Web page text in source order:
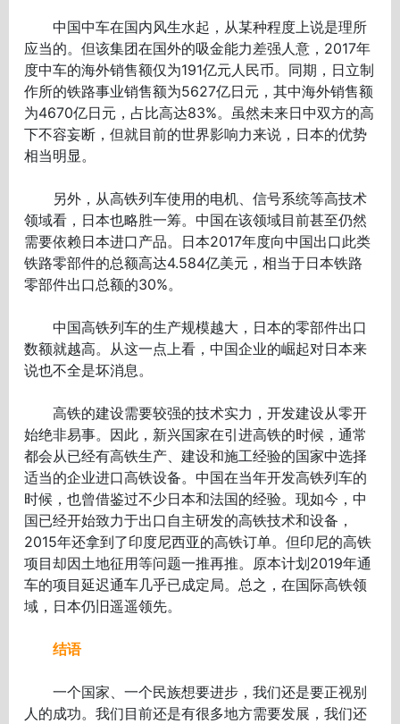
中国中车在国内风生水起，从某种程度上说是理所
应当的。但该集团在国外的吸金能力差强人意，2017年
度中车的海外销售额仅为191亿元人民币。同期，日立制
作所的铁路事业销售额为5627亿日元，其中海外销售额
为4670亿日元，占比高达83%。虽然未来日中双方的高
下不容妄断，但就目前的世界影响力来说，日本的优势
相当明显。
另外，从高铁列车使用的电机、信号系统等高技术
领域看，日本也略胜一筹。中国在该领域目前甚至仍然
需要依赖日本进口产品。日本2017年度向中国出口此类
铁路零部件的总额高达4.584亿美元，相当于日本铁路
零部件出口总额的30%。
中国高铁列车的生产规模越大，日本的零部件出口
数额就越高。从这一点上看，中国企业的崛起对日本来
说也不全是坏消息。
高铁的建设需要较强的技术实力，开发建设从零开
始绝非易事。因此，新兴国家在引进高铁的时候，通常
都会从已经有高铁生产、建设和施工经验的国家中选择
适当的企业进口高铁设备。中国在当年开发高铁列车的
时候，也曾借鉴过不少日本和法国的经验。现如今，中
国已经开始致力于出口自主研发的高铁技术和设备，
2015年还拿到了印度尼西亚的高铁订单。但印尼的高铁
项目却因土地征用等问题一推再推。原本计划2019年通
车的项目延迟通车几乎已成定局。总之，在国际高铁领
域，日本仍旧遥遥领先。
结语
一个国家、一个民族想要进步，我们还是要正视别
人的成功。我们目前还是有很多地方需要发展，我们还